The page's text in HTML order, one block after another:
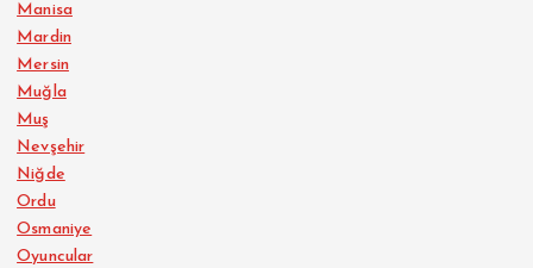
Manisa
Mardin
Mersin
Muğla
Muş
Nevşehir
Niğde
Ordu
Osmaniye
Oyuncular